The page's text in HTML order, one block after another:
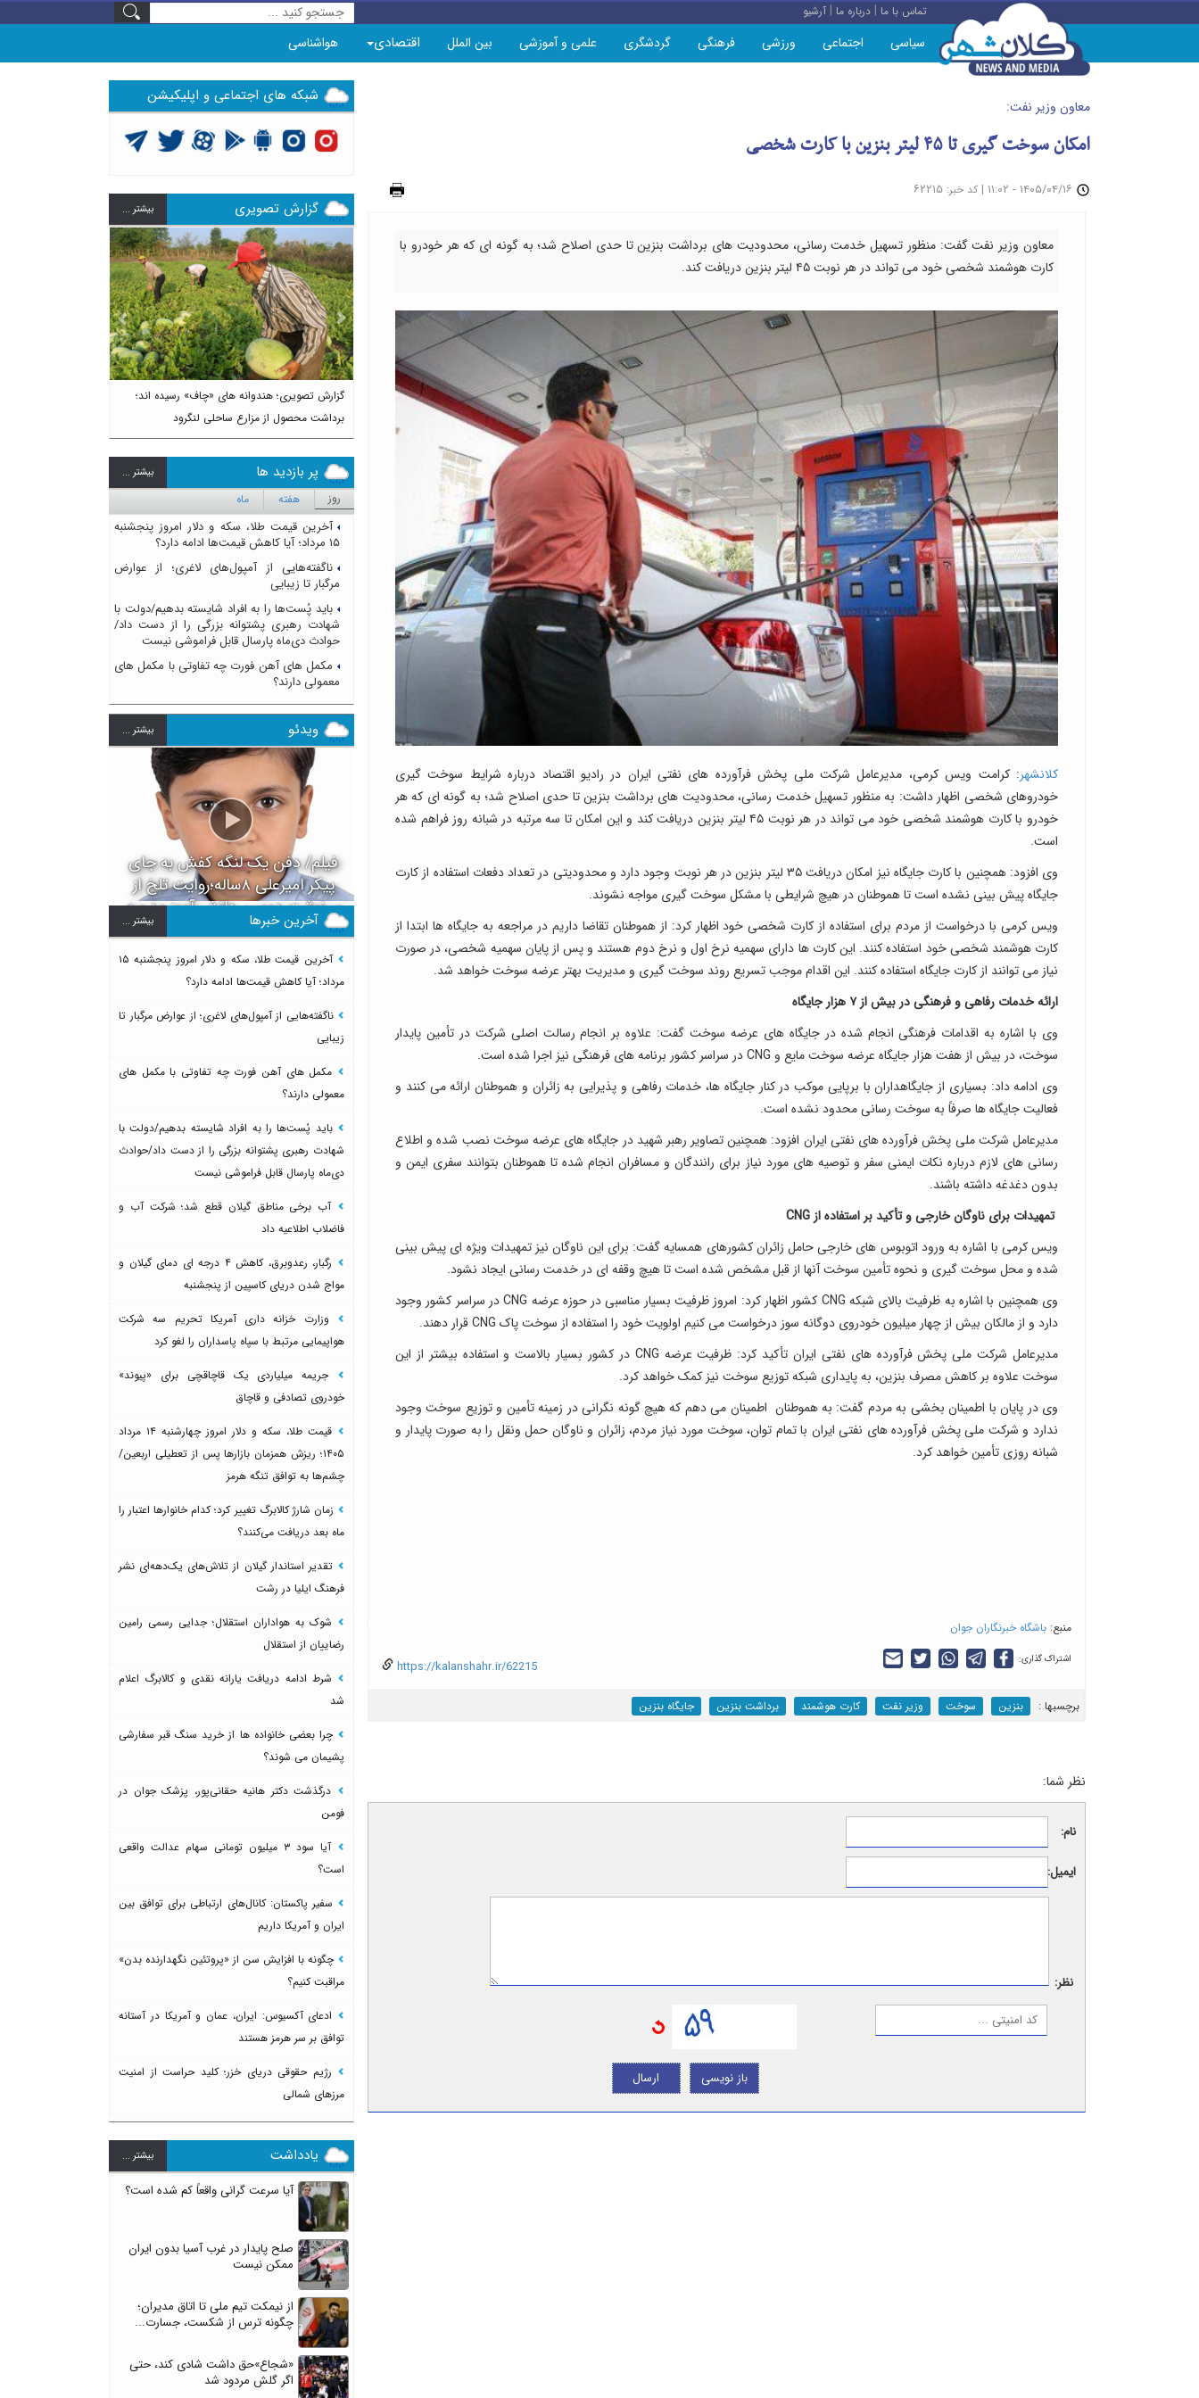
تماس با ما |درباره ما |آرشیو
سیاسی اجتماعی ورزشی فرهنگی گردشگری علمی و آموزشی بین الملل اقتصادی هواشناسی
معاون وزیر نفت:
امکان سوخت گیری تا ۴۵ لیتر بنزین با کارت شخصی
| کد خبر: ۶۲۲۱۵
معاون وزیر نفت گفت: منظور تسهیل خدمت رسانی، محدودیت های برداشت بنزین تا حدی اصلاح شد؛ به گونه ای که هر خودرو با
کارت هوشمند شخصی خود می تواند در هر نوبت ۴۵ لیتر بنزین دریافت کند.
کلانشهر: کرامت ویس کرمی، مدیرعامل شرکت ملی پخش فرآورده های نفتی ایران در رادیو اقتصاد درباره شرایط سوخت گیری
خودروهای شخصی اظهار داشت: به منظور تسهیل خدمت رسانی، محدودیت های برداشت بنزین تا حدی اصلاح شد؛ به گونه ای که هر
خودرو با کارت هوشمند شخصی خود می تواند در هر نوبت ۴۵ لیتر بنزین دریافت کند و این امکان تا سه مرتبه در شبانه روز فراهم شده
است.
وی افزود: همچنین با کارت جایگاه نیز امکان دریافت ۳۵ لیتر بنزین در هر نوبت وجود دارد و محدودیتی در تعداد دفعات استفاده از کارت
جایگاه پیش بینی نشده است تا هموطنان در هیچ شرایطی با مشکل سوخت گیری مواجه نشوند.
ویس کرمی با درخواست از مردم برای استفاده از کارت شخصی خود اظهار کرد: از هموطنان تقاضا داریم در مراجعه به جایگاه ها ابتدا از
کارت هوشمند شخصی خود استفاده کنند. این کارت ها دارای سهمیه نرخ اول و نرخ دوم هستند و پس از پایان سهمیه شخصی، در صورت
نیاز می توانند از کارت جایگاه استفاده کنند. این اقدام موجب تسریع روند سوخت گیری و مدیریت بهتر عرضه سوخت خواهد شد.
ارائه خدمات رفاهی و فرهنگی در بیش از ۷ هزار جایگاه
وی با اشاره به اقدامات فرهنگی انجام شده در جایگاه های عرضه سوخت گفت: علاوه بر انجام رسالت اصلی شرکت در تأمین پایدار
سوخت، در بیش از هفت هزار جایگاه عرضه سوخت مایع و CNG در سراسر کشور برنامه های فرهنگی نیز اجرا شده است.
وی ادامه داد: بسیاری از جایگاهداران با برپایی موکب در کنار جایگاه ها، خدمات رفاهی و پذیرایی به زائران و هموطنان ارائه می کنند و
فعالیت جایگاه ها صرفاً به سوخت رسانی محدود نشده است.
مدیرعامل شرکت ملی پخش فرآورده های نفتی ایران افزود: همچنین تصاویر رهبر شهید در جایگاه های عرضه سوخت نصب شده و اطلاع
رسانی های لازم درباره نکات ایمنی سفر و توصیه های مورد نیاز برای رانندگان و مسافران انجام شده تا هموطنان بتوانند سفری ایمن و
بدون دغدغه داشته باشند.
تمهیدات برای ناوگان خارجی و تأکید بر استفاده از CNG
ویس کرمی با اشاره به ورود اتوبوس های خارجی حامل زائران کشورهای همسایه گفت: برای این ناوگان نیز تمهیدات ویژه ای پیش بینی
شده و محل سوخت گیری و نحوه تأمین سوخت آنها از قبل مشخص شده است تا هیچ وقفه ای در خدمت رسانی ایجاد نشود.
وی همچنین با اشاره به ظرفیت بالای شبکه CNG کشور اظهار کرد: امروز ظرفیت بسیار مناسبی در حوزه عرضه CNG در سراسر کشور وجود
دارد و از مالکان بیش از چهار میلیون خودروی دوگانه سوز درخواست می کنیم اولویت خود را استفاده از سوخت پاک CNG قرار دهند.
مدیرعامل شرکت ملی پخش فرآورده های نفتی ایران تأکید کرد: ظرفیت عرضه CNG در کشور بسیار بالاست و استفاده بیشتر از این
سوخت علاوه بر کاهش مصرف بنزین، به پایداری شبکه توزیع سوخت نیز کمک خواهد کرد.
وی در پایان با اطمینان بخشی به مردم گفت: به هموطنان اطمینان می دهم که هیچ گونه نگرانی در زمینه تأمین و توزیع سوخت وجود
ندارد و شرکت ملی پخش فرآورده های نفتی ایران با تمام توان، سوخت مورد نیاز مردم، زائران و ناوگان حمل ونقل را به صورت پایدار و
شبانه روزی تأمین خواهد کرد.
منبع: باشگاه خبرنگاران جوان
https://kalanshahr.ir/62215 اشتراک گذاری:
برچسب‎ها : بنزین سوخت وزیر نفت کارت هوشمند برداشت بنزین جایگاه بنزین
نظر شما:
نام:
ایمیل:
نظر:
ارسال باز نویسی
شبکه های اجتماعی و اپلیکیشن
گزارش تصویری بيشتر ...
گزارش تصویری؛ هندوانه های «چاف» رسیده اند؛
برداشت محصول از مزارع ساحلی لنگرود
Previous Next
پر بازدید ها بيشتر ...
روز هفته ماه
آخرین قیمت طلا، سکه و دلار امروز پنجشنبه
۱۵ مرداد؛ آیا کاهش قیمت‌ها ادامه دارد؟
ناگفته‌هایی از آمپول‌های لاغری؛ از عوارض
مرگبار تا زیبایی
باید پُست‌ها را به افراد شایسته بدهیم/دولت با
شهادت رهبری پشتوانه بزرگی را از دست داد/
حوادث دی‌ماه پارسال قابل فراموشی نیست
مکمل های آهن فورت چه تفاوتی با مکمل های
معمولی دارند؟
ویدئو بيشتر ...
فیلم/ دفن یک لنگه کفش به جای
پیکر امیرعلی ۸ساله؛روایت تلخ از
سرنوشت دومین دانش آموز مدرسه
میناب بعد از ماکان
آخرین خبرها بيشتر ...
آخرین قیمت طلا، سکه و دلار امروز پنجشنبه ۱۵
مرداد؛ آیا کاهش قیمت‌ها ادامه دارد؟
ناگفته‌هایی از آمپول‌های لاغری؛ از عوارض مرگبار تا
زیبایی
مکمل های آهن فورت چه تفاوتی با مکمل های
معمولی دارند؟
باید پُست‌ها را به افراد شایسته بدهیم/دولت با
شهادت رهبری پشتوانه بزرگی را از دست داد/حوادث
دی‌ماه پارسال قابل فراموشی نیست
آب برخی مناطق گیلان قطع شد؛ شرکت آب و
فاضلاب اطلاعیه داد
رگبار، رعدوبرق، کاهش ۴ درجه ای دمای گیلان و
مواج شدن دریای کاسپین از پنجشنبه
وزارت خزانه داری آمریکا تحریم سه شرکت
هواپیمایی مرتبط با سپاه پاسداران را لغو کرد
جریمه میلیاردی یک قاچاقچی برای «پیوند»
خودروی تصادفی و قاچاق
قیمت طلا، سکه و دلار امروز چهارشنبه ۱۴ مرداد
۱۴۰۵؛ ریزش همزمان بازارها پس از تعطیلی اربعین/
چشم‌ها به توافق تنگه هرمز
زمان شارژ کالابرگ تغییر کرد؛ کدام خانوارها اعتبار را
ماه بعد دریافت می‌کنند؟
تقدیر استاندار گیلان از تلاش‌های یک‌دهه‌ای نشر
فرهنگ ایلیا در رشت
شوک به هواداران استقلال؛ جدایی رسمی رامین
رضاییان از استقلال
شرط ادامه دریافت یارانه نقدی و کالابرگ اعلام
شد
چرا بعضی خانواده ها از خرید سنگ قبر سفارشی
پشیمان می شوند؟
درگذشت دکتر هانیه حقانی‌پور، پزشک جوان در
فومن
آیا سود ۳ میلیون تومانی سهام عدالت واقعی
است؟
سفیر پاکستان: کانال‌های ارتباطی برای توافق بین
ایران و آمریکا داریم
چگونه با افزایش سن از «پروتئین نگهدارنده بدن»
مراقبت کنیم؟
ادعای آکسیوس: ایران، عمان و آمریکا در آستانه
توافق بر سر هرمز هستند
رژیم حقوقی دریای خزر؛ کلید حراست از امنیت
مرزهای شمالی
یادداشت بيشتر ...
آیا سرعت گرانی واقعاً کم شده است؟
صلح پایدار در غرب آسیا بدون ایران
ممکن نیست
از نیمکت تیم ملی تا اتاق مدیران؛
چگونه ترس از شکست، جسارت...
«شجاع»حق داشت شادی کند، حتی
اگر گلش مردود شد